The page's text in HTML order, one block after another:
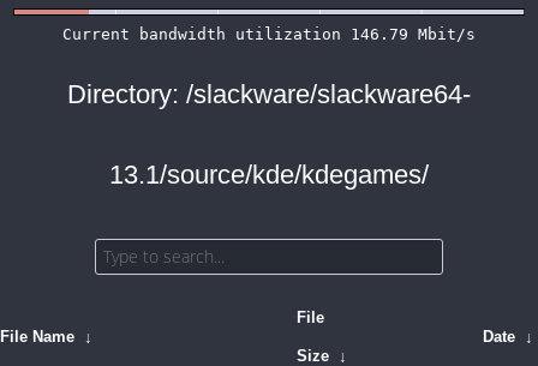
Directory: /slackware/slackware64-
13.1/source/kde/kdegames/
File Name ↓
File
Size ↓
Date ↓